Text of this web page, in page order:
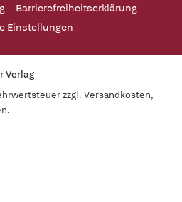
Barrierefreiheitserklärung
Einstellungen
Verlag
zzgl. Versandkosten,